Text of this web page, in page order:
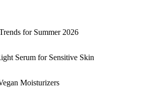
for Summer 2026
Serum for Sensitive Skin
Moisturizers